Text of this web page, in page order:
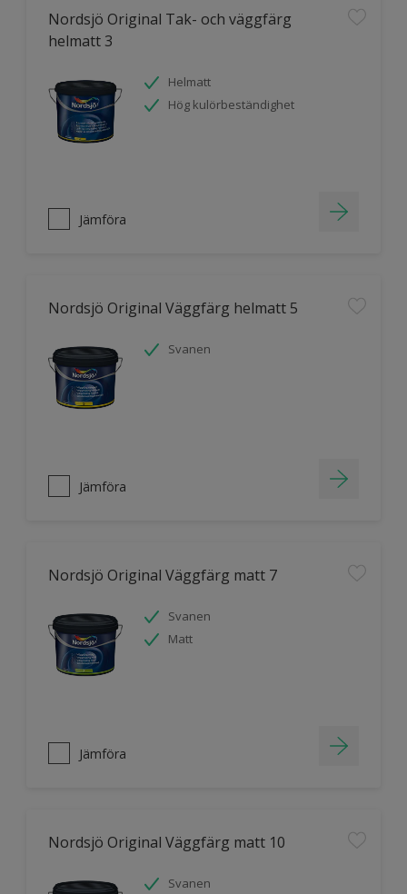
Nordsjö Original Tak- och väggfärg
helmatt 3
Helmatt
Hög kulörbeständighet
Jämföra
Nordsjö Original Väggfärg helmatt 5
Svanen
Jämföra
Nordsjö Original Väggfärg matt 7
Svanen
Matt
Jämföra
Nordsjö Original Väggfärg matt 10
Svanen